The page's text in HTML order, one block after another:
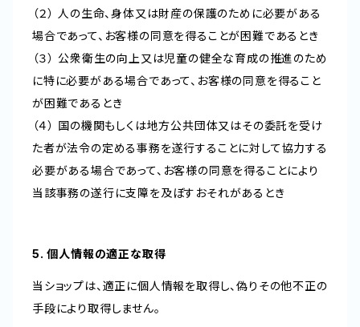
（２） 人の生命、身体又は財産の保護のために必要がある
場合であって、お客様の同意を得ることが困難であるとき
（３） 公衆衛生の向上又は児童の健全な育成の推進のため
に特に必要がある場合であって、お客様の同意を得ること
が困難であるとき
（４） 国の機関もしくは地方公共団体又はその委託を受け
た者が法令の定める事務を遂行することに対して協力する
必要がある場合であって、お客様の同意を得ることにより
当該事務の遂行に支障を及ぼすおそれがあるとき
5. 個人情報の適正な取得
当ショップは、適正に個人情報を取得し、偽りその他不正の
手段により取得しません。